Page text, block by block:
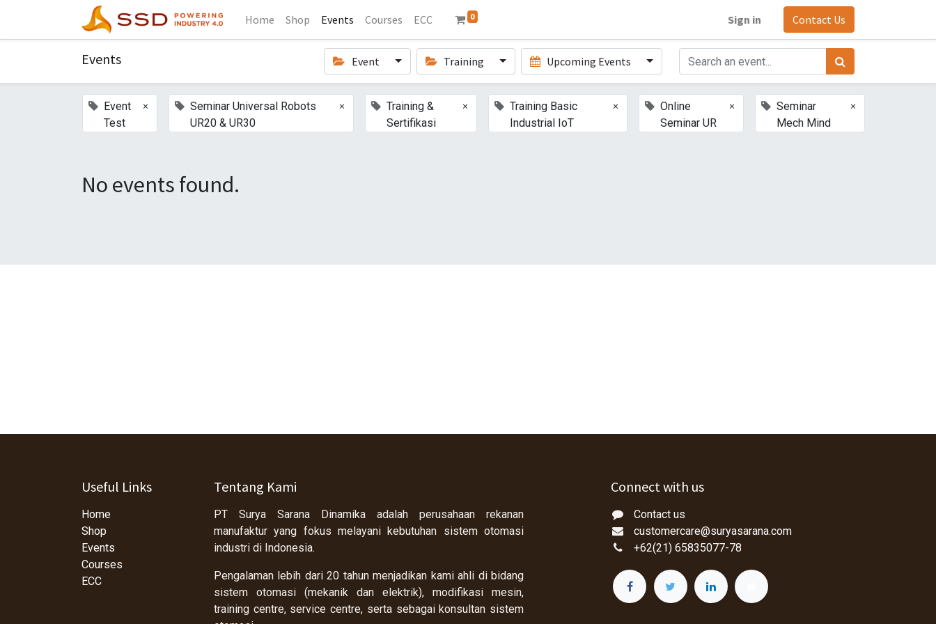
Home Shop Events Courses ECC 0 Sign in Contact Us
Events Event Training Upcoming Events
Event
Test
×
Seminar Universal Robots
UR20 & UR30
×
Training &
Sertifikasi
×
Training Basic
Industrial IoT
×
Online
Seminar UR
×
Seminar
Mech Mind
×
No events found.
Useful Links
Home
Shop
Events
Courses
ECC
Tentang Kami
PT Surya Sarana Dinamika adalah perusahaan rekanan
manufaktur yang fokus melayani kebutuhan sistem otomasi
industri di Indonesia.
Pengalaman lebih dari 20 tahun menjadikan kami ahli di bidang
sistem otomasi (mekanik dan elektrik), modifikasi mesin,
training centre, service centre, serta sebagai konsultan sistem
Connect with us
Contact us
customercare@suryasarana.com
+62(21) 65835077-78